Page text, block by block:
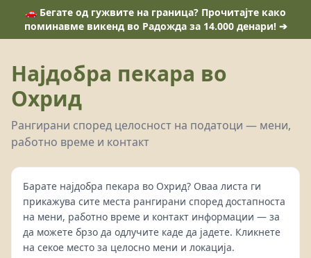
🚗 Бегате од гужвите на граница? Прочитајте како
поминавме викенд во Радожда за 14.000 денари! ➔
Најдобра пекара во
Охрид
Рангирани според целосност на податоци — мени,
работно време и контакт
Барате најдобра пекара во Охрид? Оваа листа ги
прикажува сите места рангирани според достапноста
на мени, работно време и контакт информации — за
да можете брзо да одлучите каде да јадете. Кликнете
на секое место за целосно мени и локација.